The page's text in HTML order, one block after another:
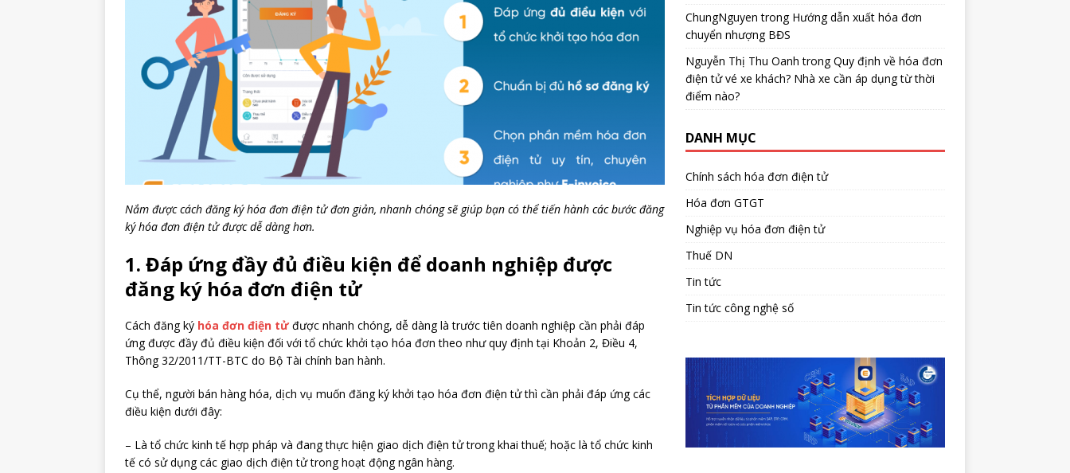
Nắm được cách đăng ký hóa đơn điện tử đơn giản, nhanh chóng sẽ giúp bạn có thể tiến hành các bước đăng
ký hóa đơn điện tử được dễ dàng hơn.
1. Đáp ứng đầy đủ điều kiện để doanh nghiệp được
đăng ký hóa đơn điện tử
Cách đăng ký hóa đơn điện tửđược nhanh chóng, dễ dàng là trước tiên doanh nghiệp cần phải đáp
ứng được đầy đủ điều kiện đối với tổ chức khởi tạo hóa đơn theo như quy định tại Khoản 2, Điều 4,
Thông 32/2011/TT-BTC do Bộ Tài chính ban hành.
Cụ thể, người bán hàng hóa, dịch vụ muốn đăng ký khởi tạo hóa đơn điện tử thì cần phải đáp ứng các
điều kiện dưới đây:
– Là tổ chức kinh tế hợp pháp và đang thực hiện giao dịch điện tử trong khai thuế; hoặc là tổ chức kinh
tế có sử dụng các giao dịch điện tử trong hoạt động ngân hàng.
ChungNguyen trong Hướng dẫn xuất hóa đơn
chuyển nhượng BĐS
Nguyễn Thị Thu Oanh trongQuy định về hóa đơn
điện tử vé xe khách? Nhà xe cần áp dụng từ thời
điểm nào?
DANH MỤC
Chính sách hóa đơn điện tử
Hóa đơn GTGT
Nghiệp vụ hóa đơn điện tử
Thuế DN
Tin tức
Tin tức công nghệ số